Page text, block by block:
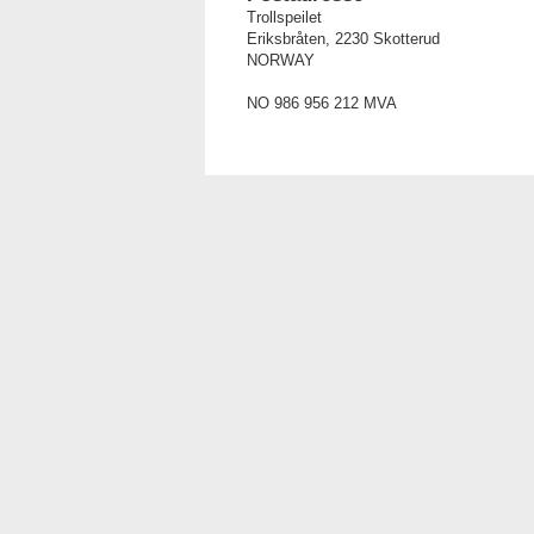
Trollspeilet
Eriksbråten, 2230 Skotterud
NORWAY
NO 986 956 212 MVA